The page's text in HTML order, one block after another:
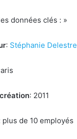
données clés : »
: Stéphanie Delestre
: 2011
plus de 10 employés